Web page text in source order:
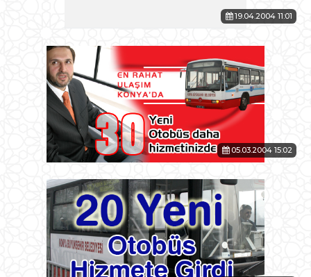
19.04.2004 11:01
05.03.2004 15:02